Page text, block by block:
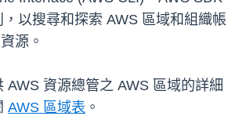
以搜尋和探索 AWS 區域和組織帳
源。
AWS 資源總管之 AWS 區域的詳細
AWS 區域表 。